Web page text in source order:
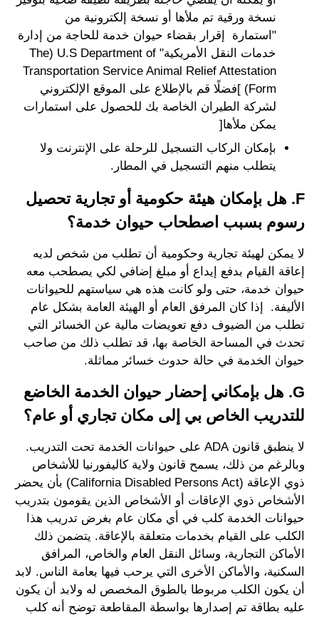
نسخة ورقية تم ملأها أو نسخة إلكترونية من
"استمارة إقرار بقضاء حيوان خدمة للحاجة من إدارة
خدمات النقل الأمريكية" The) U.S Department of
Transportation Service Animal Relief Attestation
(Form ]فضلًا قم بالإطلاع على الموقع الإلكتروني
لشركة الطيران الخاصة بك للحصول على استمارات
يمكن ملأها[
بإمكان الركاب التسجيل للرحلة على الإنترنت ولا
يتطلب منهم التسجيل في المطار.
F. هل بإمكان هيئة حكومية أو تجارية تحصيل
رسوم بسبب اصطحاب حيوان خدمة؟
لا يمكن لهيئة تجارية وحكومية أن تطلب من شخص لديه
إعاقة القيام بدفع إيداع أو مبلغ إضافي لكي يصطحب معه
حيوان خدمة، حتى ولو كانت هذه هي سياستهم للحيوانات
الأليفة. إذا كان المرفق العام أو الهيئة العامة بشكل عام
تطلب من الضيوف دفع تعويضات مالية عن الخسائر التي
تحدث في المساحة الخاصة بها، قد تطلب ذلك من صاحب
حيوان الخدمة في حالة حدوث خسائر مماثلة.
G. هل بإمكاني إحضار حيوان الخدمة الخاضع
للتدريب الخاص بي إلى مكان تجاري أو عام؟
لا ينطبق قانون ADA على حيوانات الخدمة تحت التدريب.
وبالرغم من ذلك، يسمح قانون ولاية كاليفورنيا للأشخاص
ذوي الإعاقة (California Disabled Persons Act) بأن يحضر
الأشخاص ذوي الإعاقات أو الأشخاص الذين يقومون بتدريب
حيوانات الخدمة كلب في أي مكان عام بغرض تدريب هذا
الكلب على القيام بخدمات متعلقة بالإعاقة. يتضمن ذلك
الأماكن التجارية، وسائل النقل العام والخاص، المرافق
السكنية، والأماكن الأخرى التي يرحب فيها بعامة الناس. لابد
أن يكون الكلب مربوطا بالطوق المخصص له ولابد أن يكون
عليه بطاقة تم إصدارها بواسطة المقاطعة توضح أنه كلب